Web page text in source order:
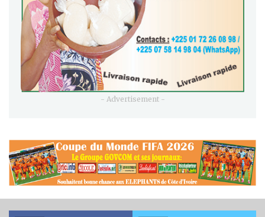
- Advertisement -